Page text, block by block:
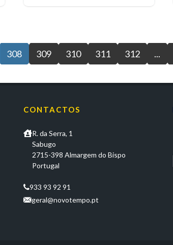
308 309 310 311 312 ...
CONTACTOS
R. da Serra, 1
Sabugo
2715-398 Almargem do Bispo
Portugal
933 93 92 91
geral@novotempo.pt